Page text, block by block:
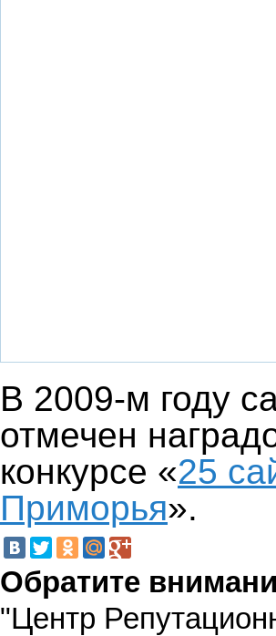
В 2009-м году
отмечен
конкурсе «25
Приморья».
Обратите
"Центр